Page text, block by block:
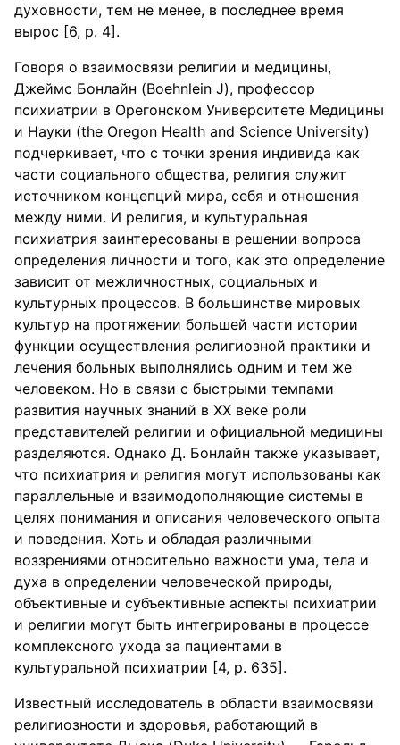
духовности, тем не менее, в последнее время
вырос [6, р. 4].
Говоря о взаимосвязи религии и медицины,
Джеймс Бонлайн (Boehnlein J), профессор
психиатрии в Орегонском Университете Медицины
и Науки (the Oregon Health and Science University)
подчеркивает, что с точки зрения индивида как
части социального общества, религия служит
источником концепций мира, себя и отношения
между ними. И религия, и культуральная
психиатрия заинтересованы в решении вопроса
определения личности и того, как это определение
зависит от межличностных, социальных и
культурных процессов. В большинстве мировых
культур на протяжении большей части истории
функции осуществления религиозной практики и
лечения больных выполнялись одним и тем же
человеком. Но в связи с быстрыми темпами
развития научных знаний в ХХ веке роли
представителей религии и официальной медицины
разделяются. Однако Д. Бонлайн также указывает,
что психиатрия и религия могут использованы как
параллельные и взаимодополняющие системы в
целях понимания и описания человеческого опыта
и поведения. Хоть и обладая различными
воззрениями относительно важности ума, тела и
духа в определении человеческой природы,
объективные и субъективные аспекты психиатрии
и религии могут быть интегрированы в процессе
комплексного ухода за пациентами в
культуральной психиатрии [4, р. 635].
Известный исследователь в области взаимосвязи
религиозности и здоровья, работающий в